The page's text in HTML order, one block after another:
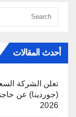
أحدث المقالات
تعلن الشركة
(جوردينا) عن
2026